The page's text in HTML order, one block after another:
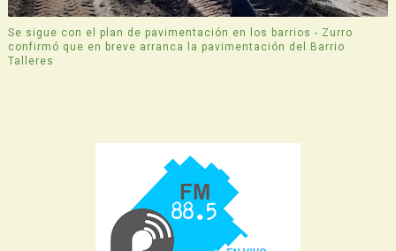
Se sigue con el plan de pavimentación en los barrios - Zurro
confirmó que en breve arranca la pavimentación del Barrio
Talleres